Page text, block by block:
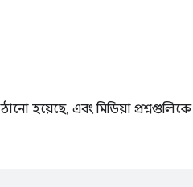
হয়েছে, এবং মিডিয়া প্রশ্নগুলিকে